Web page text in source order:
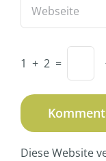
1 + 2 =
Diese Website